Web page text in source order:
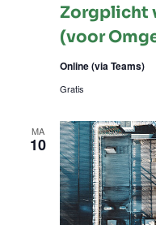
Zorgplicht
(voor
Online (via Teams)
Gratis
MA
10